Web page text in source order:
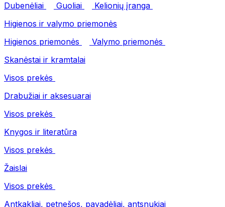
Dubenėliai
Guoliai
Kelionių įranga
Higienos ir valymo priemonės
Higienos priemonės
Valymo priemonės
Skanėstai ir kramtalai
Visos prekės
Drabužiai ir aksesuarai
Visos prekės
Knygos ir literatūra
Visos prekės
Žaislai
Visos prekės
Antkakliai, petnešos, pavadėliai, antsnukiai